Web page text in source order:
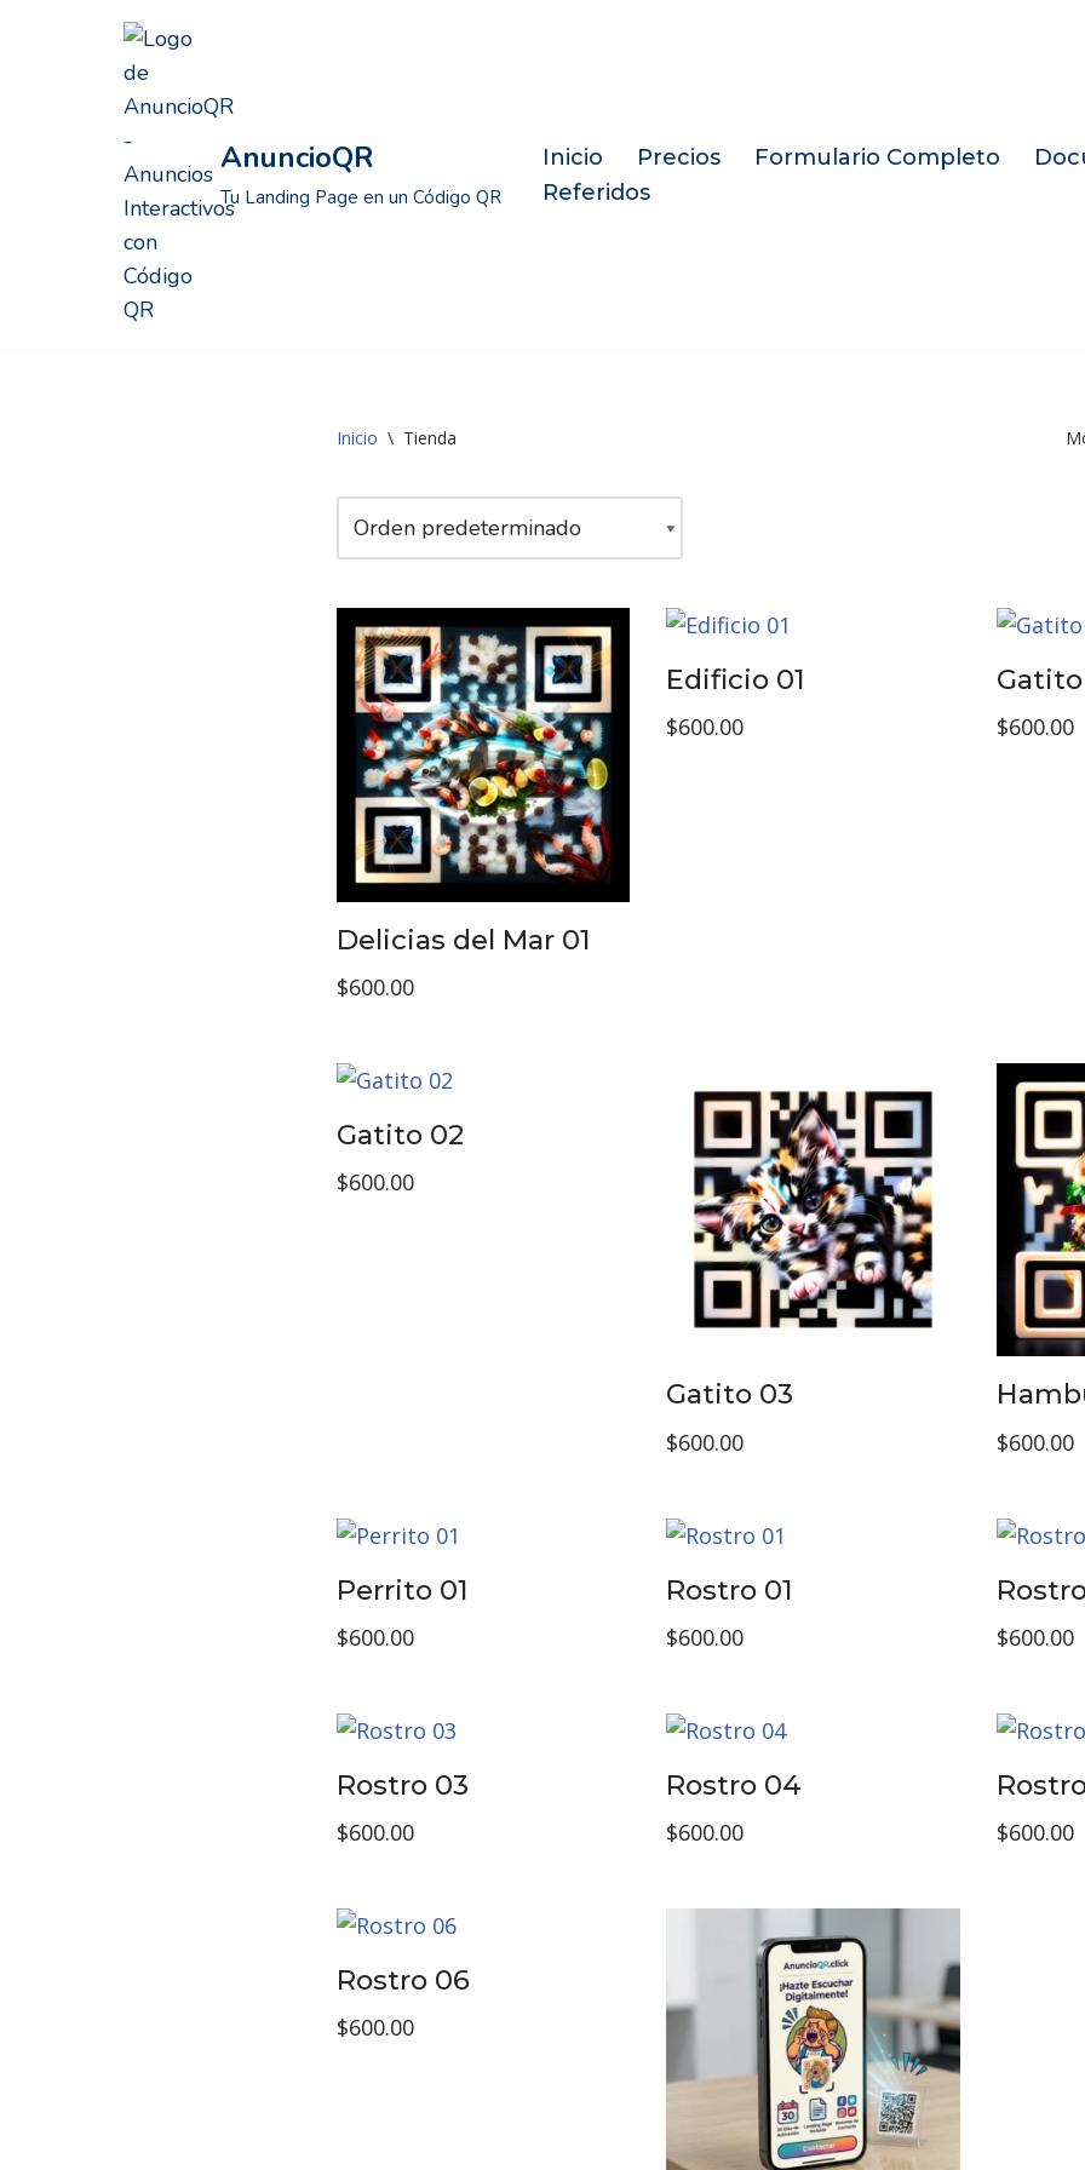
AnuncioQR
Tu Landing Page en un Código QR
Inicio Precios Formulario Completo
Referidos
Inicio \ Tienda
Delicias del Mar 01
$600.00
Edificio 01
$600.00
Gatito
$600.00
Gatito 02
$600.00
Gatito 03
$600.00 $600.00
Perrito 01
$600.00
Rostro 01
$600.00 $600.00
Rostro 03
$600.00
Rostro 04
$600.00 $600.00
Rostro 06
$600.00